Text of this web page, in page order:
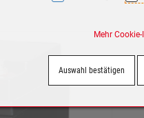
Mehr
Auswahl bestätigen